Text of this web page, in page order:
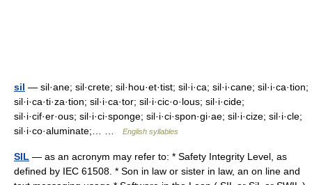
sil — sil·ane; sil·crete; sil·hou·et·tist; sil·i·ca; sil·i·cane; sil·i·ca·tion;
sil·i·ca·ti·za·tion; sil·i·ca·tor; sil·i·cic·o·lous; sil·i·cide;
sil·i·cif·er·ous; sil·i·ci·sponge; sil·i·ci·spon·gi·ae; sil·i·cize; sil·i·cle;
sil·i·co·aluminate;… …
English syllables
SIL — as an acronym may refer to: * Safety Integrity Level, as
defined by IEC 61508. * Son in law or sister in law, an on line and